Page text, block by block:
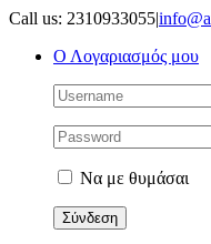
Μετάβαση
περιεχόμενο
Call us: 2310933055|
Ο Λογαριασμός μου
Να με θυμάσαι